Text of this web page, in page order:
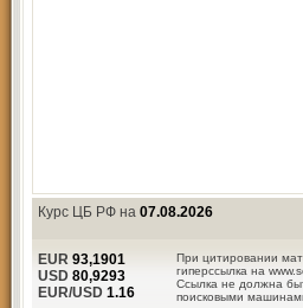
Курс ЦБ РФ на 07.08.2026
При цитировании
гиперссылка на
Ссылка не должна
поисковыми
EUR 93,1901
USD 80,9293
EUR/USD 1.16